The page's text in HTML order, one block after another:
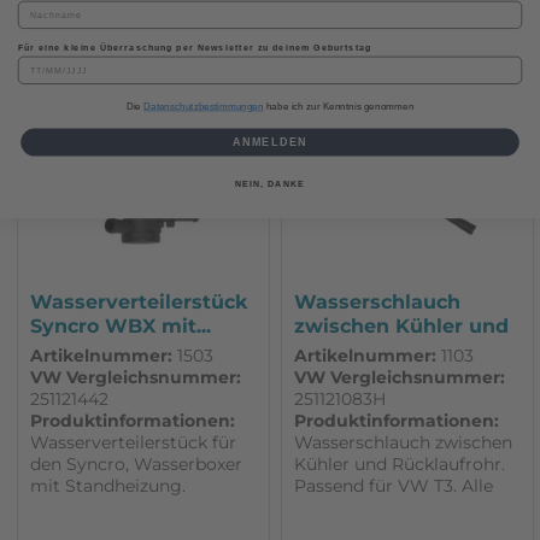
Details Details
Wasserverteilerstück
Syncro WBX mit...
Artikelnummer: 1503
VW Vergleichsnummer:
251121442
Produktinformationen:
Wasserverteilerstück für
den Syncro, Wasserboxer
mit Standheizung.
Wasserschlauch
zwischen Kühler und
Rücklaufrohr...
Artikelnummer: 1103
VW Vergleichsnummer:
251121083H
Produktinformationen:
Wasserschlauch zwischen
Kühler und Rücklaufrohr.
Passend für VW T3. Alle
Für eine kleine Überraschung per Newsletter zu deinem Geburtstag
DieDatenschutzbestimmungen habe ich zur Kenntnis genommen
ANMELDEN
NEIN, DANKE